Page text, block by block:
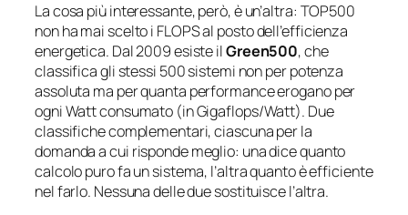
La cosa più interessante, però, è un’altra: TOP500
non ha mai scelto i FLOPSal postodell’efficienza
energetica. Dal 2009 esiste ilGreen500, che
classifica gli stessi 500 sistemi non per potenza
assoluta ma per quanta performance erogano per
ogni Watt consumato (in Gigaflops/Watt). Due
classifiche complementari, ciascuna per la
domanda a cui risponde meglio: una dice quanto
calcolo puro fa un sistema, l’altra quanto è efficiente
nel farlo. Nessuna delle due sostituisce l’altra.